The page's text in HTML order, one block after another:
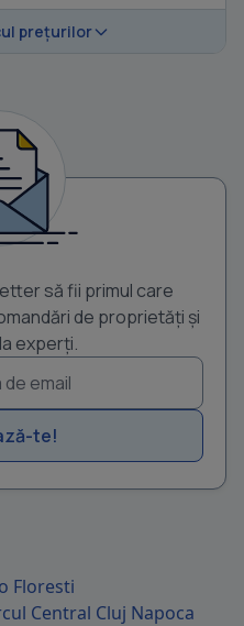
prețurilor
să fii primul care
de proprietăți și
experți.
te!
Floresti
Central Cluj Napoca